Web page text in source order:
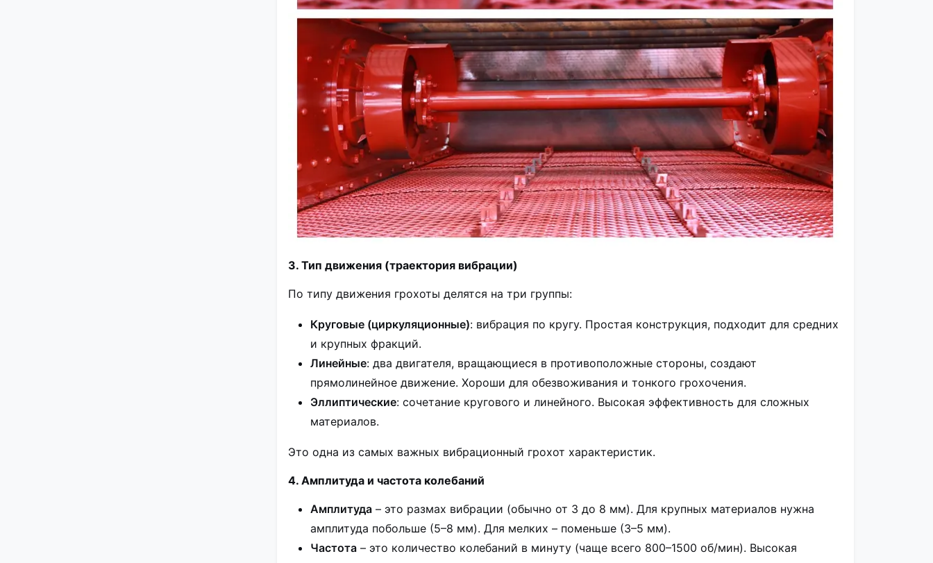
3. Тип движения (траектория вибрации)
По типу движения грохоты делятся на три группы:
Круговые (циркуляционные): вибрация по кругу. Простая конструкция, подходит для средних
и крупных фракций.
Линейные: два двигателя, вращающиеся в противоположные стороны, создают
прямолинейное движение. Хороши для обезвоживания и тонкого грохочения.
Эллиптические: сочетание кругового и линейного. Высокая эффективность для сложных
материалов.
Это одна из самых важных вибрационный грохот характеристик.
4. Амплитуда и частота колебаний
Амплитуда – это размах вибрации (обычно от 3 до 8 мм). Для крупных материалов нужна
амплитуда побольше (5–8 мм). Для мелких – поменьше (3–5 мм).
Частота – это количество колебаний в минуту (чаще всего 800–1500 об/мин). Высокая